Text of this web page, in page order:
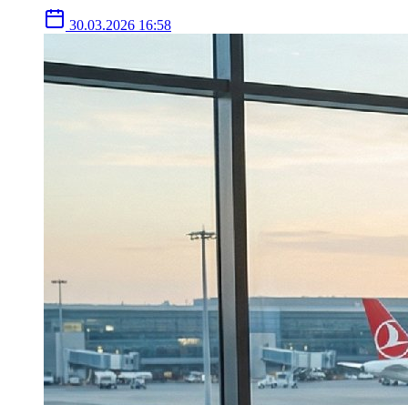
30.03.2026 16:58